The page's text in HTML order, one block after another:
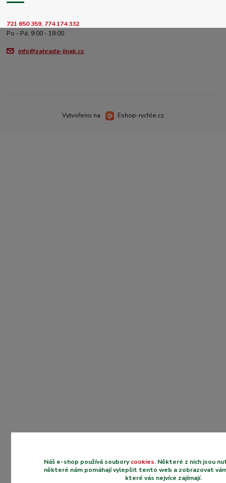
721 650 359, 774 174 332
Po - Pá: 9:00 - 18:00
info@zahrada-jinak.cz
Vytvořeno na Eshop-rychle.cz
Náš e-shop používá souborycookies. Některé z nich jsou
některé nám pomáhají vylepšit tento web a zobrazovat
které vás nejvíce zajímají.